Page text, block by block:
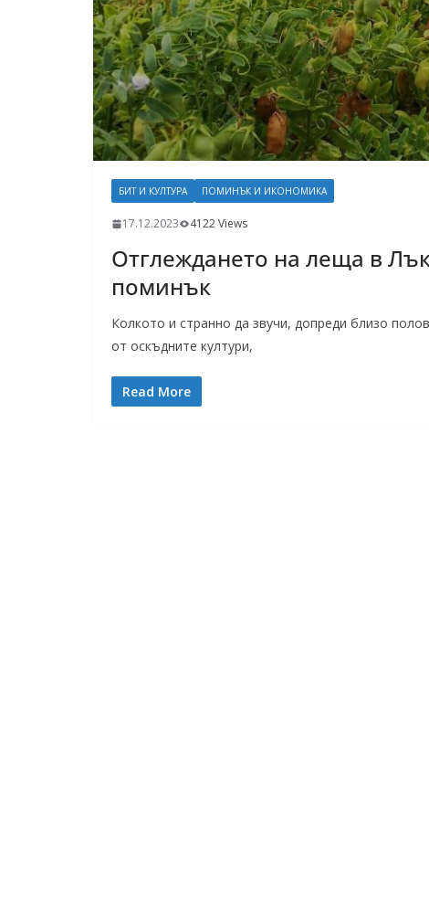
БИТ И КУЛТУРА ПОМИНЪК И ИКОНОМИКА
17.12.2023 4122 Views
Отглеждането на леща в
поминък
Колкото и странно да звучи, допреди близо
от оскъдните култури,
Read More